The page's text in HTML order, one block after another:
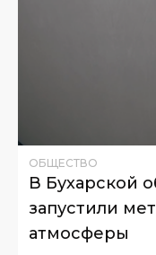
ОБЩЕСТВО
В Бухарской
запустили
атмосферы